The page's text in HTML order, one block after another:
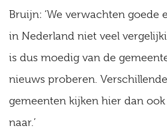
Bruijn: ‘We verwachten goede
in Nederland niet veel
is dus moedig van de
nieuws proberen.
gemeenten kijken hier dan
naar.’